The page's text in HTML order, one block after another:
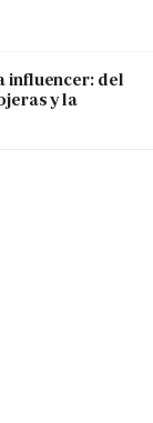
influencer: del
y la